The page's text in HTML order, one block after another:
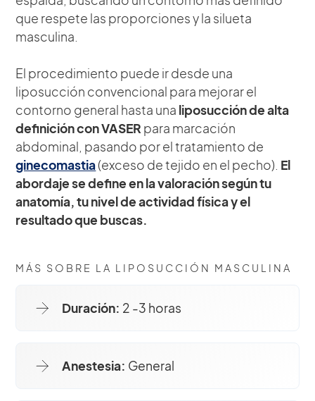
que respete las proporciones y la silueta
masculina.
El procedimiento puede ir desde una
liposucción convencional para mejorar el
contorno general hasta una liposucción de alta
definición con VASER para marcación
abdominal, pasando por el tratamiento de
ginecomastia(exceso de tejido en el pecho). El
abordaje se define en la valoración según tu
anatomía, tu nivel de actividad física y el
resultado que buscas.
MÁS SOBRE LA LIPOSUCCIÓN MASCULINA
Duración: 2 -3 horas
Anestesia: General